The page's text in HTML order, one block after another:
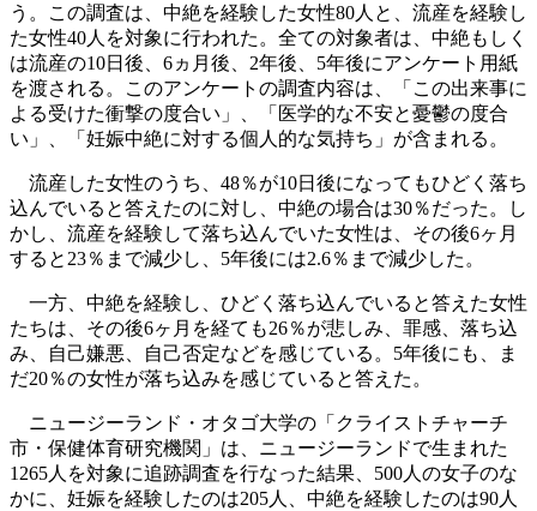
う。この調査は、中絶を経験した女性80人と、流産を経験し
た女性40人を対象に行われた。全ての対象者は、中絶もしく
は流産の10日後、6ヵ月後、2年後、5年後にアンケート用紙
を渡される。このアンケートの調査内容は、「この出来事に
よる受けた衝撃の度合い」、「医学的な不安と憂鬱の度合
い」、「妊娠中絶に対する個人的な気持ち」が含まれる。
流産した女性のうち、48％が10日後になってもひどく落ち
込んでいると答えたのに対し、中絶の場合は30％だった。し
かし、流産を経験して落ち込んでいた女性は、その後6ヶ月
すると23％まで減少し、5年後には2.6％まで減少した。
一方、中絶を経験し、ひどく落ち込んでいると答えた女性
たちは、その後6ヶ月を経ても26％が悲しみ、罪感、落ち込
み、自己嫌悪、自己否定などを感じている。5年後にも、ま
だ20％の女性が落ち込みを感じていると答えた。
ニュージーランド・オタゴ大学の「クライストチャーチ
市・保健体育研究機関」は、ニュージーランドで生まれた
1265人を対象に追跡調査を行なった結果、500人の女子のな
かに、妊娠を経験したのは205人、中絶を経験したのは90人